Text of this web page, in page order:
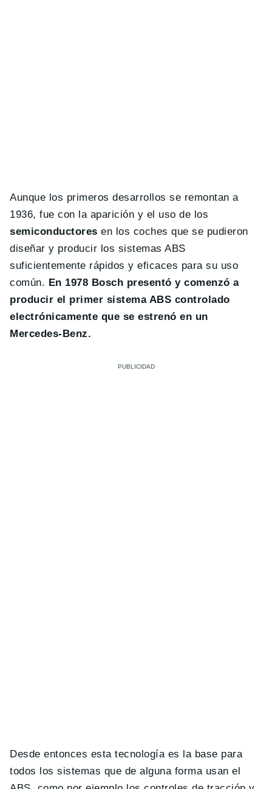
Aunque los primeros desarrollos se remontan a
1936, fue con la aparición y el uso de los
semiconductores en los coches que se pudieron
diseñar y producir los sistemas ABS
suficientemente rápidos y eficaces para su uso
común. En 1978 Bosch presentó y comenzó a
producir el primer sistema ABS controlado
electrónicamente que se estrenó en un
Mercedes-Benz.
Desde entonces esta tecnología es la base para
todos los sistemas que de alguna forma usan el